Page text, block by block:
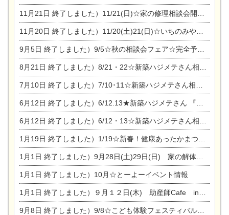
11月21日 終了しました）11/21(日)☆家の修理相談会開催 in 扶桑オークビレッジ
11月20日 終了しました）11/20(土)21(日)☆いちのみや逸品市に出店します【ひのきのバラ販売】
9月5日 終了しました）9/5☆秋の相談会フェア☆完全予約制
8月21日 終了しました）8/21・22☆新築ハジメテさん相談会 『集まれ！農地に家を建てたい人！』
7月10日 終了しました）7/10･11☆新築ハジメテさん相談会 『集まれ！農地に家を建てたい人！』完全予約制
6月12日 終了しました）6/12.13★新築ハジメテさん 『木の家 現場体感見学会』
6月12日 終了しました）6/12・13☆新築ハジメテさん相談会『今ある土地に家を建てる際の注意点』
1月19日 終了しました）1/19☆新春！健康あったかまつり＆増改築リフォームまつり
1月1日 終了しました）9月28日(土)29日(日) 家の解体なんでも相談会
1月1日 終了しました）10月☆とーよーイベント情報
1月1日 終了しました）９月１２日(木) 助産師Cafe in東陽住建
9月8日 終了しました）9/8☆こども体験フェスティバル☆一宮市民会館